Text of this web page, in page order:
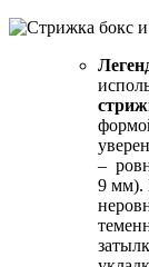
–
9 мм).